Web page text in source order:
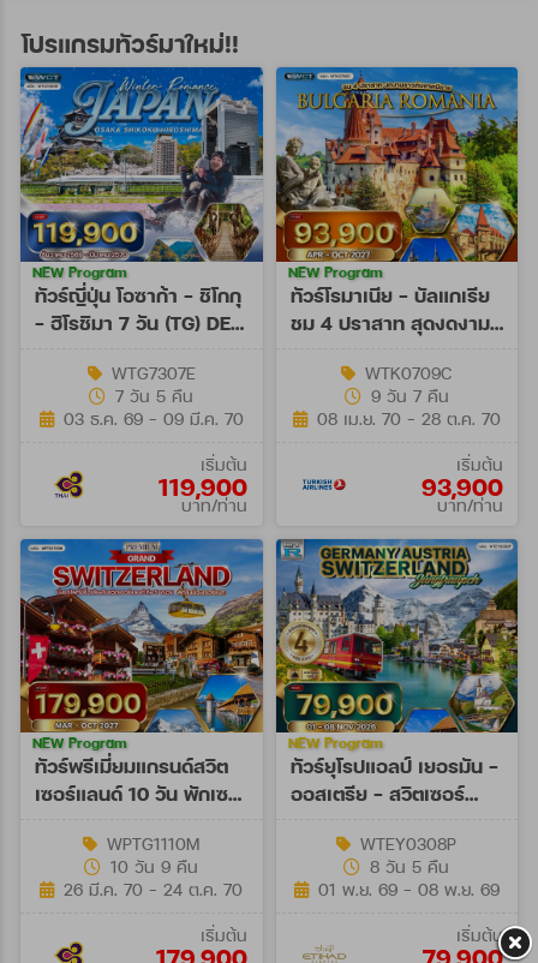
โปรแกรมทัวร์มาใหม่!!
ทัวร์ญี่ปุ่น โอซาก้า - ชิโกกุ
- ฮิโรชิมา 7 วัน (TG) DEC
NEW Program
WTG7307E
7 วัน 5 คืน
03 ธ.ค. 69 - 09 มี.ค. 70
เริ่มต้น
119,900
บาท/ท่าน
ทัวร์โรมาเนีย - บัลแกเรีย
ชม 4 ปราสาท สุดงดงาม
NEW Program
WTK0709C
9 วัน 7 คืน
08 เม.ย. 70 - 28 ต.ค. 70
เริ่มต้น
93,900
บาท/ท่าน
ทัวร์พรีเมี่ยมแกรนด์สวิต
เซอร์แลนด์ 10 วัน พักเซ
NEW Program
WPTG1110M
10 วัน 9 คืน
26 มี.ค. 70 - 24 ต.ค. 70
เริ่มต้น
ทัวร์ยุโรปแอลป์ เยอรมัน -
ออสเตรีย - สวิตเซอร์
NOV 26
NEW Program
WTEY0308P
8 วัน 5 คืน
01 พ.ย. 69 - 08 พ.ย. 69
เริ่มต้น